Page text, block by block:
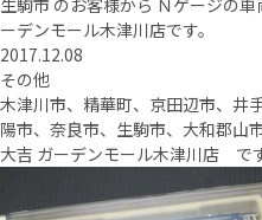
生駒市 のお客様から Ｎゲージの
ーデンモール木津川店です。
2017.12.08
その他
木津川市、精華町、京田辺市、井
陽市、奈良市、生駒市、大和郡山
大吉 ガーデンモール木津川店 です